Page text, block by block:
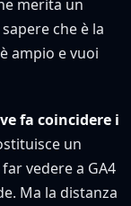
merita un
che è la
ampio e vuoi
fa coincidere i
un
vedere a GA4
Ma la distanza